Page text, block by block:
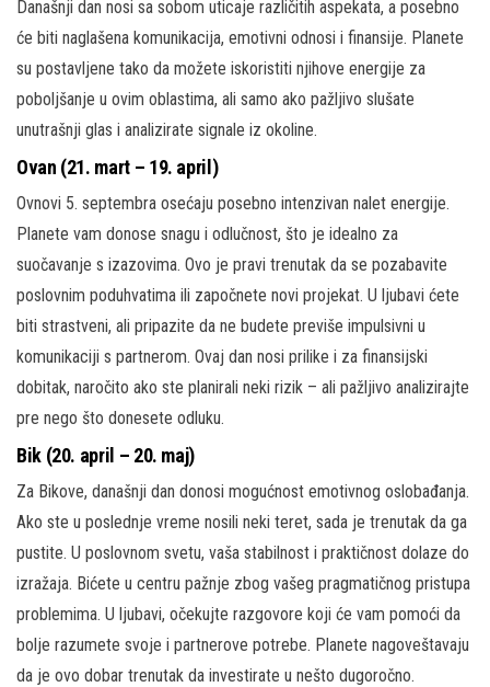
Današnji dan nosi sa sobom uticaje različitih aspekata, a posebno
će biti naglašena komunikacija, emotivni odnosi i finansije. Planete
su postavljene tako da možete iskoristiti njihove energije za
poboljšanje u ovim oblastima, ali samo ako pažljivo slušate
unutrašnji glas i analizirate signale iz okoline.
Ovan (21. mart – 19. april)
Ovnovi 5. septembra osećaju posebno intenzivan nalet energije.
Planete vam donose snagu i odlučnost, što je idealno za
suočavanje s izazovima. Ovo je pravi trenutak da se pozabavite
poslovnim poduhvatima ili započnete novi projekat. U ljubavi ćete
biti strastveni, ali pripazite da ne budete previše impulsivni u
komunikaciji s partnerom. Ovaj dan nosi prilike i za finansijski
dobitak, naročito ako ste planirali neki rizik – ali pažljivo analizirajte
pre nego što donesete odluku.
Bik (20. april – 20. maj)
Za Bikove, današnji dan donosi mogućnost emotivnog oslobađanja.
Ako ste u poslednje vreme nosili neki teret, sada je trenutak da ga
pustite. U poslovnom svetu, vaša stabilnost i praktičnost dolaze do
izražaja. Bićete u centru pažnje zbog vašeg pragmatičnog pristupa
problemima. U ljubavi, očekujte razgovore koji će vam pomoći da
bolje razumete svoje i partnerove potrebe. Planete nagoveštavaju
da je ovo dobar trenutak da investirate u nešto dugoročno.